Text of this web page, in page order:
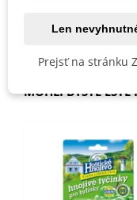
MOHLI BYSTE EŠTE
Len
Prejsť na stránku